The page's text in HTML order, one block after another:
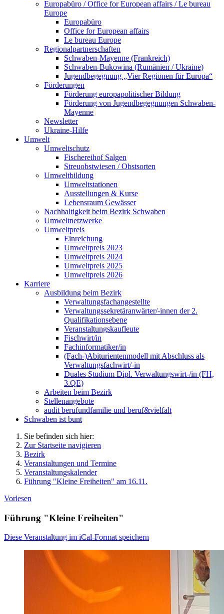
Europabüro / Office for European affairs / Le bureau
Europe
Europabüro
Office for European affairs
Le bureau Europe
Regionalpartnerschaften
Schwaben-Mayenne (Frankreich)
Schwaben-Bukowina (Rumänien / Ukraine)
Jugendbegegnung „Vier Regionen für Europa“
Förderungen
Förderung europapolitischer Bildung
Förderung von Jugendbegegnungen Schwaben-
Mayenne
Newsletter
Ukraine-Hilfe
Umwelt
Umweltschutz
Fischereihof Salgen
Streuobstwiesen / Obstsorten
Umweltbildung
Umweltstationen
Ausstellungen & Kurse
Lebensraum Gewässer
Nachhaltigkeit beim Bezirk Schwaben
Umweltnetzwerke
Umweltpreis
Einreichung
Umweltpreis 2023
Umweltpreis 2024
Umweltpreis 2025
Umweltpreis 2026
Karriere
Ausbildung beim Bezirk
Verwaltungsfachangestellte
Verwaltungssekretäranwärter/-innen der 2.
Qualifikationsebene
Veranstaltungskaufleute
Fischwirt/in
Fachinformatiker/in
(Fach-)Abiturientenmodell mit Abschluss als
Verwaltungsfachwirt/-in
Duales Studium Dipl. Verwaltungswirt-/in (FH,
3.QE)
Arbeiten beim Bezirk
Stellenangebote
audit berufundfamilie und beruf&vielfalt
Schwaben ist bunt
Sie befinden sich hier:
Zur Startseite navigieren
Bezirk
Veranstaltungen und Termine
Veranstaltungskalender
Führung "Kleine Freiheiten" am 16.11.
Vorlesen
Führung "Kleine Freiheiten"
Diese Veranstaltung im iCal-Format speichern